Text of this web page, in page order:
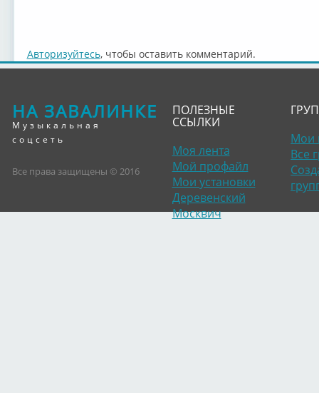
Авторизуйтесь, чтобы оставить комментарий.
НА ЗАВАЛИНКЕ
Музыкальная
соцсеть
Все права защищены © 2016
ПОЛЕЗНЫЕ
ССЫЛКИ
Моя лента
Мой профайл
Мои установки
Деревенский
Москвич
Мои
Все